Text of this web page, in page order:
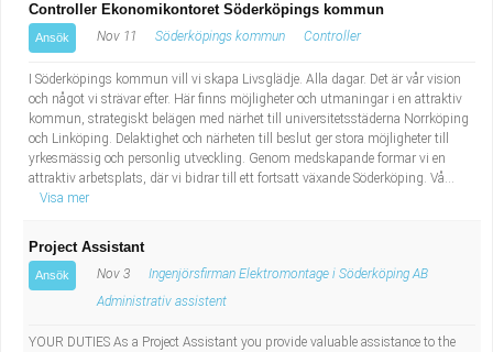
Controller Ekonomikontoret Söderköpings kommun
Ansök Nov 11 Söderköpings kommun Controller
I Söderköpings kommun vill vi skapa Livsglädje. Alla dagar. Det är vår vision
och något vi strävar efter. Här finns möjligheter och utmaningar i en attraktiv
kommun, strategiskt belägen med närhet till universitetsstäderna Norrköping
och Linköping. Delaktighet och närheten till beslut ger stora möjligheter till
yrkesmässig och personlig utveckling. Genom medskapande formar vi en
attraktiv arbetsplats, där vi bidrar till ett fortsatt växande Söderköping. Vå...
Visa mer
Project Assistant
Ansök Nov 3
Ingenjörsfirman Elektromontage i Söderköping AB
Administrativ assistent
YOUR DUTIES As a Project Assistant you provide valuable assistance to the